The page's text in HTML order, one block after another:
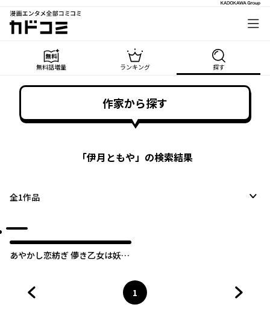
漫画エンタメ全部コミコミ
カドコミ
無料話増量 ランキング 探す
作家から探す
「伊月ともや」の検索結果
全1作品
あやかし恋紡ぎ 儚き乙女は妖狐
ページ
1
へ